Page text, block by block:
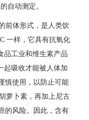
自动测定。
前体形式，是人类饮
一样，它具有抗氧化
品工业和维生素产品
起吸收才能被人体加
慎使用，以防止可能
萝卜素，再加上尼古
的风险。因此，含有